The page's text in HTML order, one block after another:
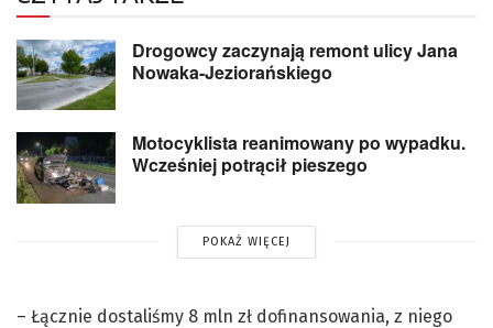
Drogowcy zaczynają remont ulicy Jana
Nowaka-Jeziorańskiego
Motocyklista reanimowany po wypadku.
Wcześniej potrącił pieszego
POKAŻ WIĘCEJ
– Łącznie dostaliśmy 8 mln zł dofinansowania, z niego